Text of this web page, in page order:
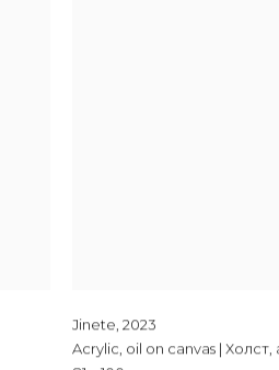
Jinete 2023
Acrylic, oil on canvas |